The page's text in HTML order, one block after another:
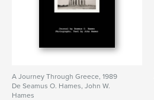
A Journey Through Greece, 1989
De Seamus O. Hames, John W.
Hames